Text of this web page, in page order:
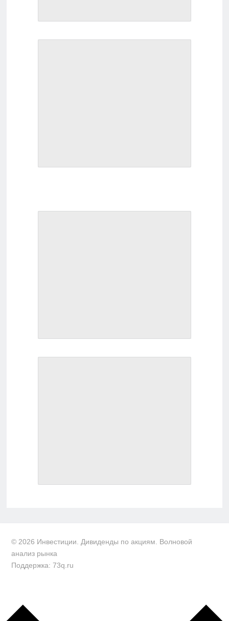
© 2026 Инвестиции. Дивиденды по акциям. Волновой
анализ рынка
Поддержка: 73q.ru